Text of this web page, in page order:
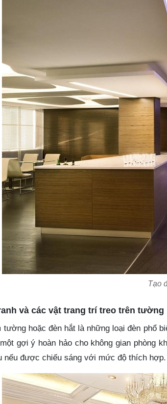
Tạo
và các vật trang trí treo trên tường
hoặc đèn hắt là những loại đèn phổ
gợi ý hoàn hảo cho không gian phòng
nếu được chiếu sáng với mức độ thích hợp.